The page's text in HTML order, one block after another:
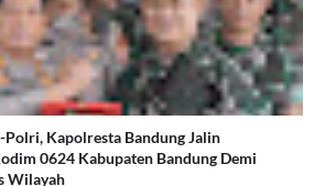
Kapolresta Bandung Jalin
0624 Kabupaten Bandung Demi
Wilayah